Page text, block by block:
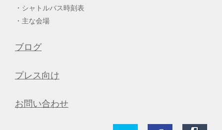
シャトルバス時刻表
主な会場
ブログ
プレス向け
お問い合わせ